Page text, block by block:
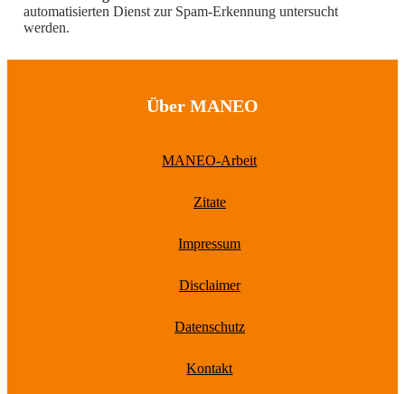
automatisierten Dienst zur Spam-Erkennung untersucht
werden.
Über MANEO
MANEO-Arbeit
Zitate
Impressum
Disclaimer
Datenschutz
Kontakt